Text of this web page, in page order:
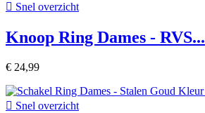
 Snel overzicht
Knoop Ring Dames - RVS...
€ 24,99
 Snel overzicht